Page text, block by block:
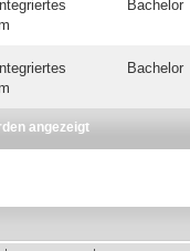
Bachelor
Bachelor
angezeigt